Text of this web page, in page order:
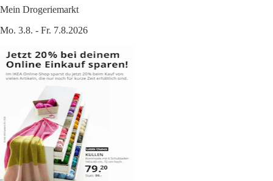
Mein Drogeriemarkt
Mo. 3.8. - Fr. 7.8.2026